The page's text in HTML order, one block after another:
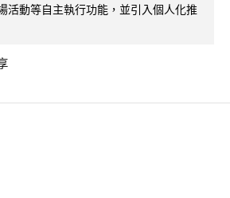
活動等自主執行功能，並引入個人化推